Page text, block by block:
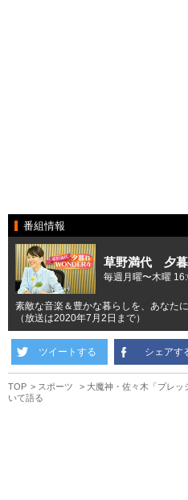
番組情報
草野満代 夕暮
毎週月曜〜木曜
素敵な音楽＆豊かな暮らしを、あなた
（放送は2020年7月2日まで）
ツイートする シェアす
TOP スポーツ
大魔神・佐々木「プレ
いて語る